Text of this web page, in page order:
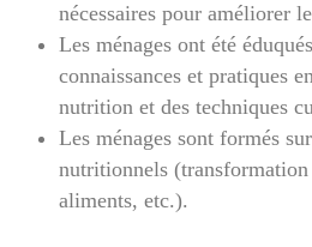
nécessaires pour améliorer
Les ménages ont été
connaissances et pratiques
nutrition et des techniques
Les ménages sont formés
nutritionnels (transformation
aliments, etc.).